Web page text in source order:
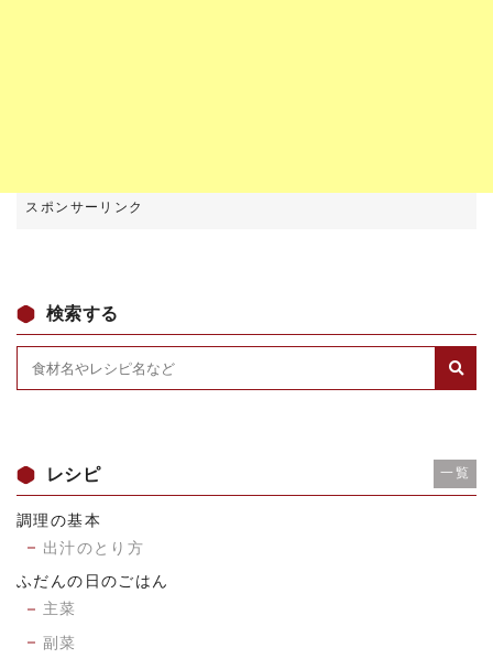
検索する
レシピ 一覧
調理の基本
出汁のとり方
ふだんの日のごはん
主菜
副菜